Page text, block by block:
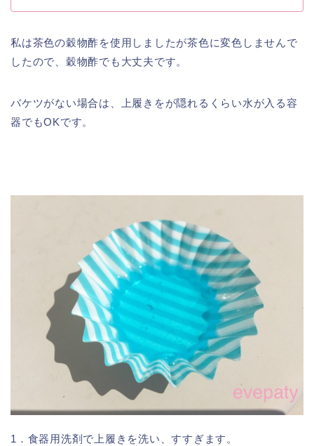
私は茶色の穀物酢を使用しましたが茶色に変色しませんで
したので、穀物酢でも大丈夫です。
バケツがない場合は、上履きをが隠れるくらい水が入る容
器でもOKです。
1．食器用洗剤で上履きを洗い、すすぎます。